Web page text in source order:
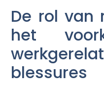
De rol van
het
blessures